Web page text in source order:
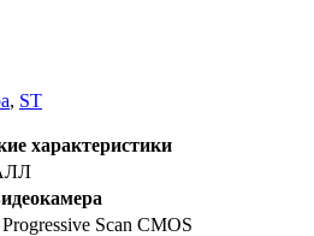
, ST
характеристики
Scan CMOS